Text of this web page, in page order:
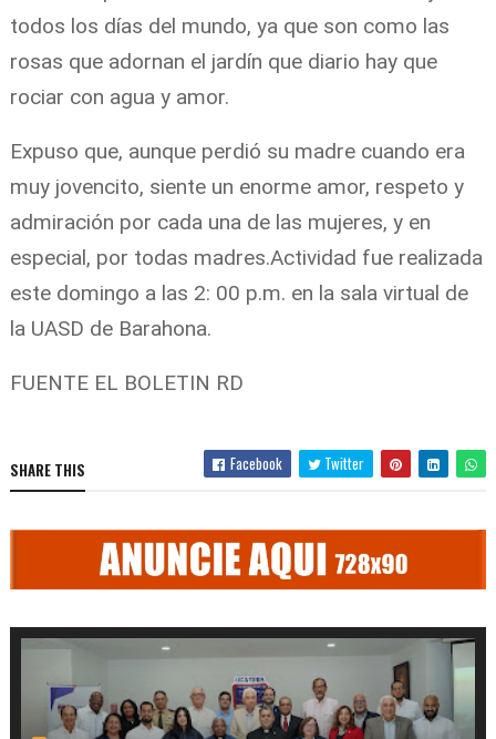
todos los días del mundo, ya que son como las
rosas que adornan el jardín que diario hay que
rociar con agua y amor.
Expuso que, aunque perdió su madre cuando era
muy jovencito, siente un enorme amor, respeto y
admiración por cada una de las mujeres, y en
especial, por todas madres.Actividad fue realizada
este domingo a las 2: 00 p.m. en la sala virtual de
la UASD de Barahona.
FUENTE EL BOLETIN RD
SHARE THIS Facebook Twitter